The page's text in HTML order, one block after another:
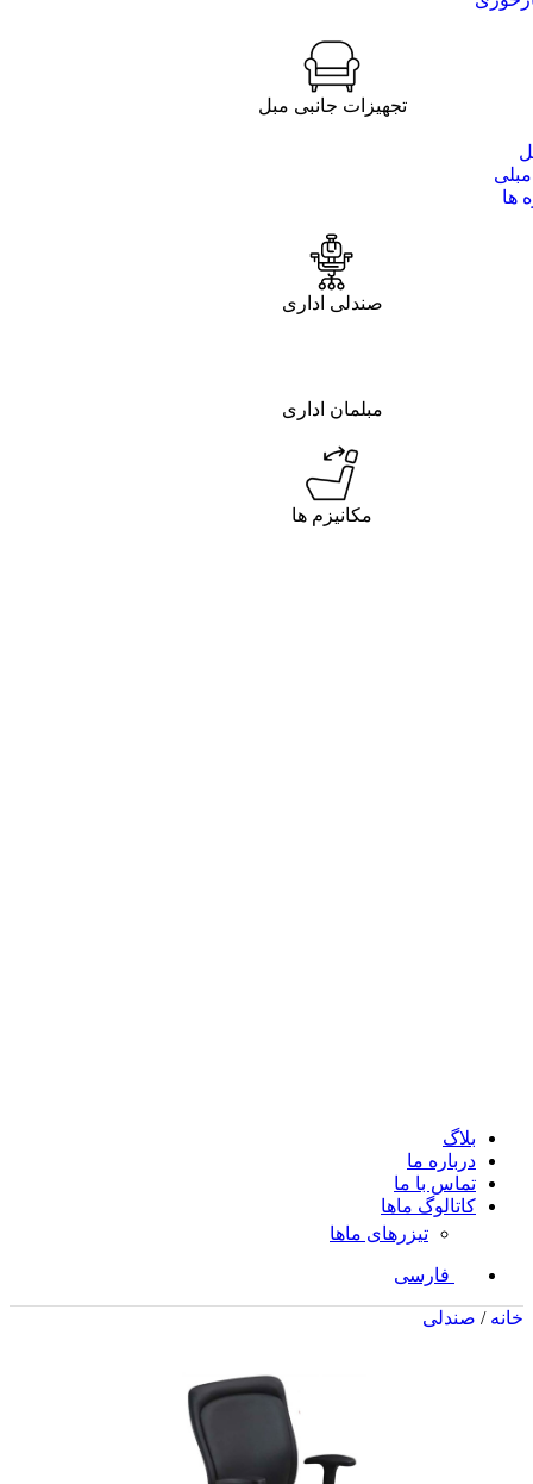
تجهیزات جانبی مبل
ها
صندلی اداری
مبلمان اداری
مکانیزم ها
بلاگ
درباره ما
تماس با ما
کاتالوگ ماها
تیزرهای ماها
فارسی
خانه/ صندلی